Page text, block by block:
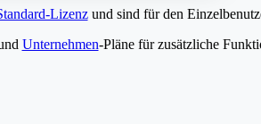
Lizenzund sind für den
Unternehmen-Pläne für zusätzliche